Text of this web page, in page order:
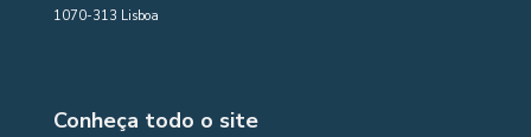
1070-313 Lisboa
Conheça todo o site